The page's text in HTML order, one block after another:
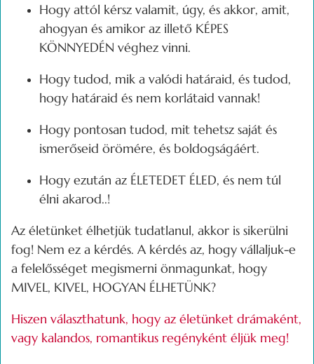
Hogy attól kérsz valamit, úgy, és akkor, amit,
ahogyan és amikor az illető KÉPES
KÖNNYEDÉN véghez vinni.
Hogy tudod, mik a valódi határaid, és tudod,
hogy határaid és nem korlátaid vannak!
Hogy pontosan tudod, mit tehetsz saját és
ismerőseid örömére, és boldogságáért.
Hogy ezután az ÉLETEDET ÉLED, és nem túl
élni akarod..!
Az életünket élhetjük tudatlanul, akkor is sikerülni
fog! Nem ez a kérdés. A kérdés az, hogy vállaljuk-e
a felelősséget megismerni önmagunkat, hogy
MIVEL, KIVEL, HOGYAN ÉLHETÜNK?
Hiszen választhatunk, hogy az életünket drámaként,
vagy kalandos, romantikus regényként éljük meg!